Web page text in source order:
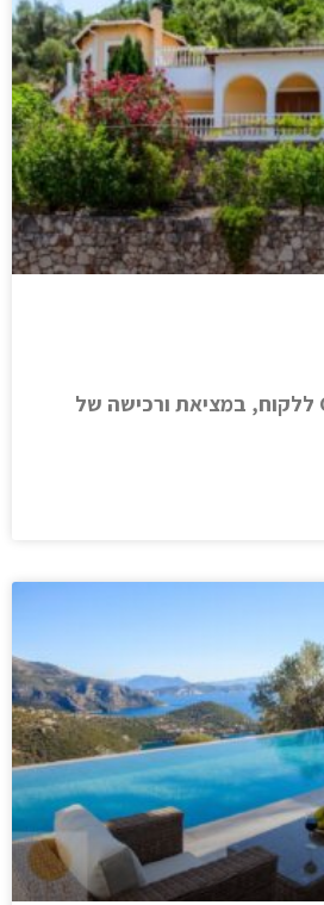
ליווי של חברת GRE ללקוח, במציאת ורכישה של